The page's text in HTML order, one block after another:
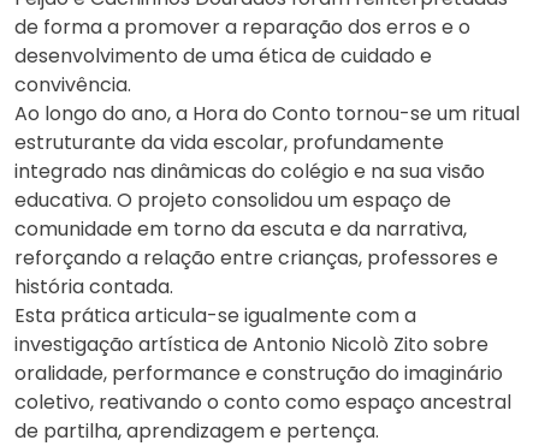
de forma a promover a reparação dos erros e o
desenvolvimento de uma ética de cuidado e
convivência.
Ao longo do ano, a Hora do Conto tornou-se um ritual
estruturante da vida escolar, profundamente
integrado nas dinâmicas do colégio e na sua visão
educativa. O projeto consolidou um espaço de
comunidade em torno da escuta e da narrativa,
reforçando a relação entre crianças, professores e
história contada.
Esta prática articula-se igualmente com a
investigação artística de Antonio Nicolò Zito sobre
oralidade, performance e construção do imaginário
coletivo, reativando o conto como espaço ancestral
de partilha, aprendizagem e pertença.